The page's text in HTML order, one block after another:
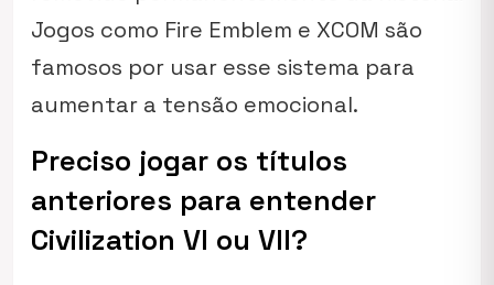
Jogos como Fire Emblem e XCOM são
famosos por usar esse sistema para
aumentar a tensão emocional.
Preciso jogar os títulos
anteriores para entender
Civilization VI ou VII?